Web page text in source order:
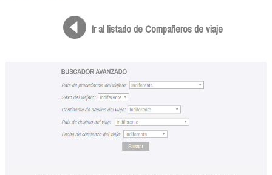
Ir al listado de Compañeros de viaje